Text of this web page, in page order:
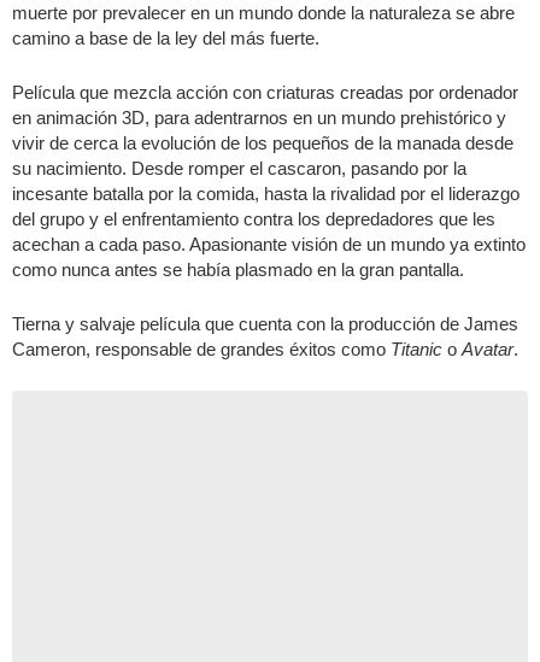
muerte por prevalecer en un mundo donde la naturaleza se abre
camino a base de la ley del más fuerte.
Película que mezcla acción con criaturas creadas por ordenador
en animación 3D, para adentrarnos en un mundo prehistórico y
vivir de cerca la evolución de los pequeños de la manada desde
su nacimiento. Desde romper el cascaron, pasando por la
incesante batalla por la comida, hasta la rivalidad por el liderazgo
del grupo y el enfrentamiento contra los depredadores que les
acechan a cada paso. Apasionante visión de un mundo ya extinto
como nunca antes se había plasmado en la gran pantalla.
Tierna y salvaje película que cuenta con la producción de James
Cameron, responsable de grandes éxitos como Titanic o Avatar.